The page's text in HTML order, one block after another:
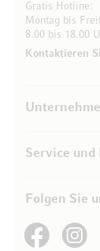
Gratis Hotline:
Montag bis
8.00 bis 18.00
Kontaktieren
Service und
Folgen Sie
See our Facebook
See our